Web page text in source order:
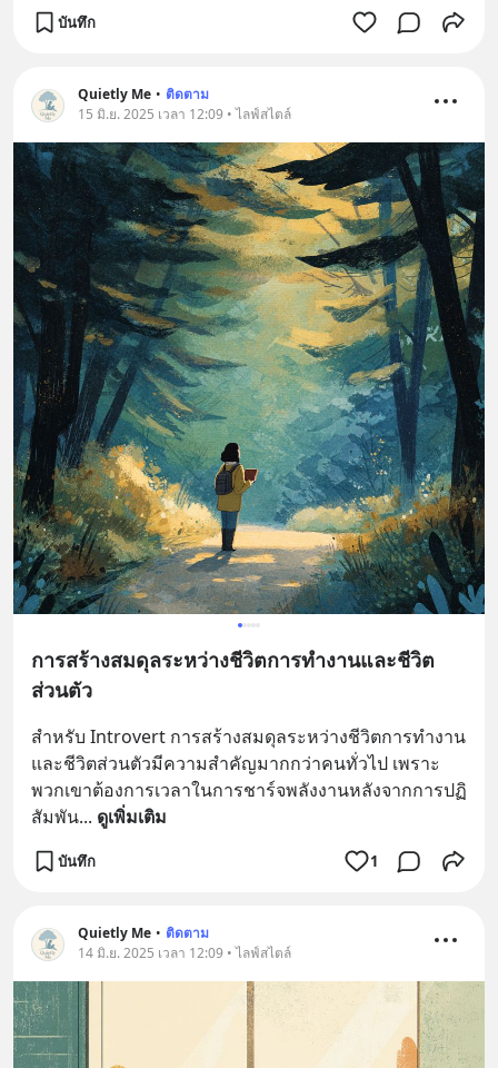
บันทึก
Quietly Me • ติดตาม
15 มิ.ย. 2025 เวลา 12:09 • ไลฟ์สไตล์
การสร้างสมดุลระหว่างชีวิตการทำงานและชีวิต
ส่วนตัว
สำหรับ Introvert การสร้างสมดุลระหว่างชีวิตการทำงาน
และชีวิตส่วนตัวมีความสำคัญมากกว่าคนทั่วไป เพราะ
พวกเขาต้องการเวลาในการชาร์จพลังงานหลังจากการปฏิ
สัมพัน... ดูเพิ่มเติม
บันทึก 1
Quietly Me • ติดตาม
14 มิ.ย. 2025 เวลา 12:09 • ไลฟ์สไตล์